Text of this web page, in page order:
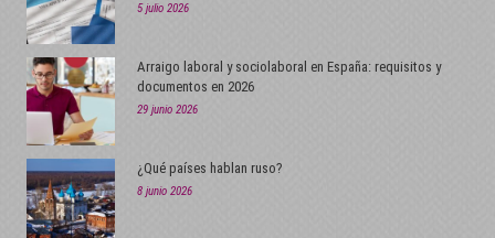
5 julio 2026
Arraigo laboral y sociolaboral en España: requisitos y
documentos en 2026
29 junio 2026
¿Qué países hablan ruso?
8 junio 2026